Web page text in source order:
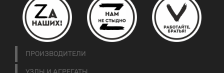
ПРОИЗВОДИТЕЛИ